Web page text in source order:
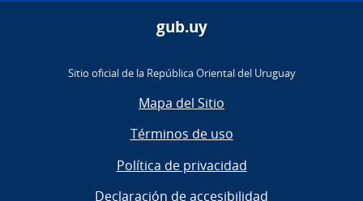
gub.uy
Sitio oficial de la República Oriental del Uruguay
Mapa del Sitio
Términos de uso
Política de privacidad
Declaración de accesibilidad